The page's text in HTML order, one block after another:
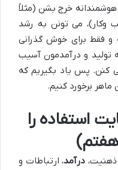
خرج بشن (مثلاً
وکار)، می تونن به رشد
و فقط برای خوش گذرانی
تولید و درآمدمون آسیب
کنن. پس یاد بگیریم که
برخورد کنیم.
استفاده را
ذهنیت، درآمد، ارتباطات و